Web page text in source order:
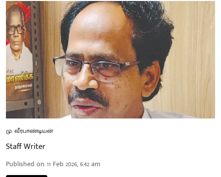
மு. வீரபாண்டியன்
Staff Writer
Published on:11 Feb 2026, 6:42 am